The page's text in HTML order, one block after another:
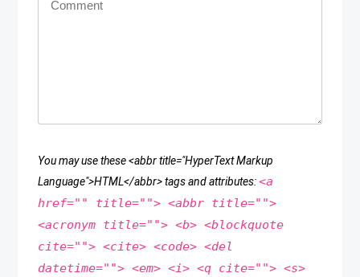
You may use these <abbr title="HyperText Markup
Language">HTML</abbr> tags and attributes:<a
href="" title=""> <abbr title="">
<acronym title=""> <b> <blockquote
cite=""> <cite> <code> <del
datetime=""> <em> <i> <q cite=""> <s>